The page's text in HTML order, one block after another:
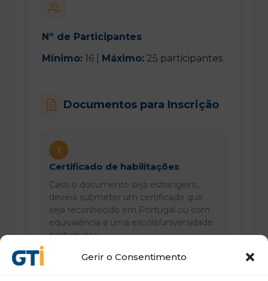
Gerir o Consentimento
Nº de Participantes
Mínimo: 16 | Máximo: 25 participantes
Documentos para Inscrição
1
Certificado de habilitações
Caso o documento seja estrangeiro,
deverá submeter um certificado que
seja reconhecido em Portugal ou com
equivalência a uma escola/universidade
portuguesa.